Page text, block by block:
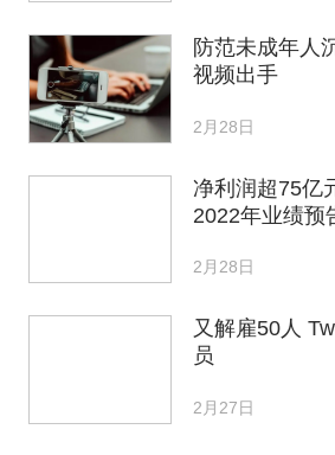
防范未成年人
视频出手
2月28日
净利润超75亿
2022年业绩预
2月28日
又解雇50人
员
2月27日